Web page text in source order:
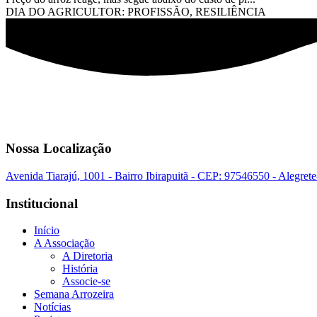
DIA DO AGRICULTOR: PROFISSÃO, RESILIÊNCIA
Nossa Localização
Avenida Tiarajú, 1001 - Bairro Ibirapuitã - CEP: 97546550 -
Institucional
Início
A Associação
A Diretoria
História
Associe-se
Semana Arrozeira
Notícias